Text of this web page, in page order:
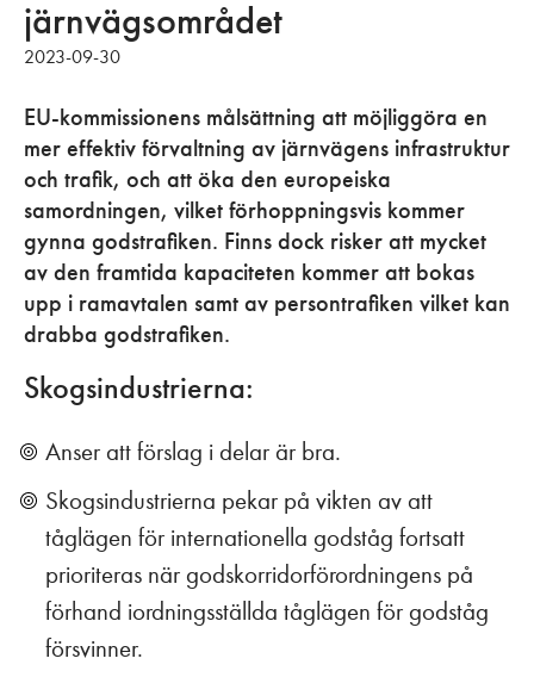
järnvägsområdet
2023-09-30
EU-kommissionens målsättning att möjliggöra en
mer effektiv förvaltning av järnvägens infrastruktur
och trafik, och att öka den europeiska
samordningen, vilket förhoppningsvis kommer
gynna godstrafiken. Finns dock risker att mycket
av den framtida kapaciteten kommer att bokas
upp i ramavtalen samt av persontrafiken vilket kan
drabba godstrafiken.
Skogsindustrierna:
Anser att förslag i delar är bra.
Skogsindustrierna pekar på vikten av att
tåglägen för internationella godståg fortsatt
prioriteras när godskorridorförordningens på
förhand iordningsställda tåglägen för godståg
försvinner.